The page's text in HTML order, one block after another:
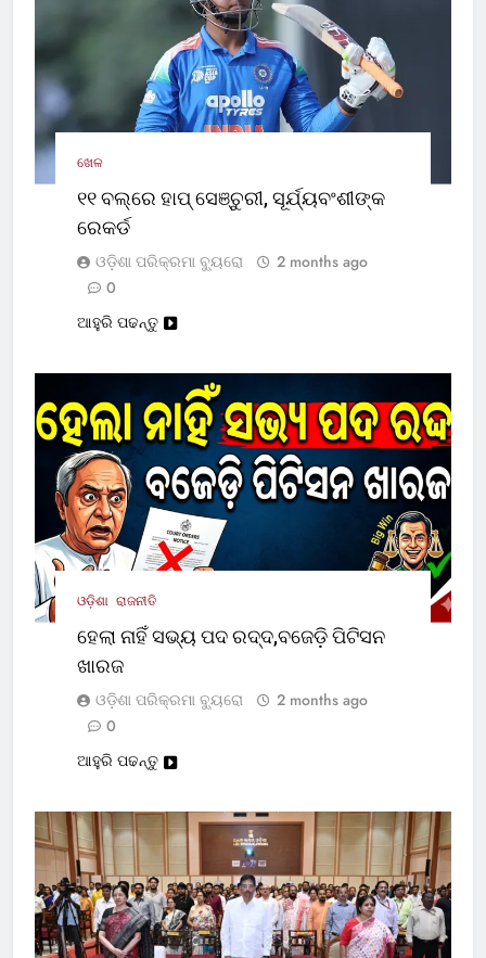
ଖେଳ
୧୧ ବଲ୍‌ରେ ହାପ୍ ସେଞ୍ଚୁରୀ, ସୂର୍ଯ୍ୟବଂଶୀଙ୍କ
ରେକର୍ଡ
ଓଡ଼ିଶା ପରିକ୍ରମା ବ୍ୟୁରୋ
2 months ago
0
ଆହୁରି ପଢନ୍ତୁ
ଓଡ଼ିଶା ରାଜନୀତି
ହେଲା ନାହିଁ ସଭ୍ୟ ପଦ ରଦ୍ଦ,ବଜେଡ଼ି ପିଟିସନ
ଖାରଜ
ଓଡ଼ିଶା ପରିକ୍ରମା ବ୍ୟୁରୋ
2 months ago
0
ଆହୁରି ପଢନ୍ତୁ